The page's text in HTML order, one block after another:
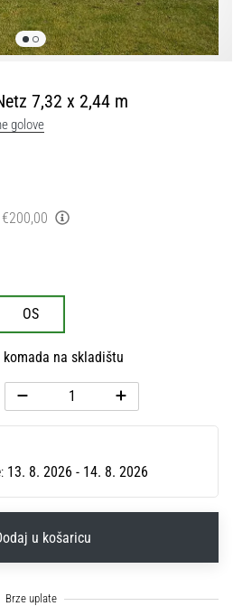
7,32 x 2,44 m
golove
€200,00
OS
na skladištu
13. 8. 2026 - 14. 8. 2026
u košaricu